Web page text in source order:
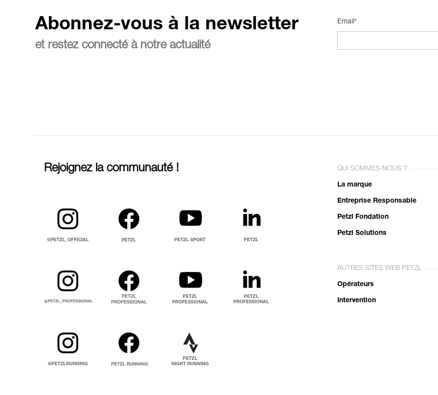
Abonnez-vous à la newsletter
et restez connecté à notre actualité
Email*
Rejoignez la communauté ! QUI SOMMES-NOUS ?
La marque
Entreprise Responsable
Petzl Fondation
Petzl Solutions
AUTRES SITES WEB PETZL
Opérateurs
Intervention